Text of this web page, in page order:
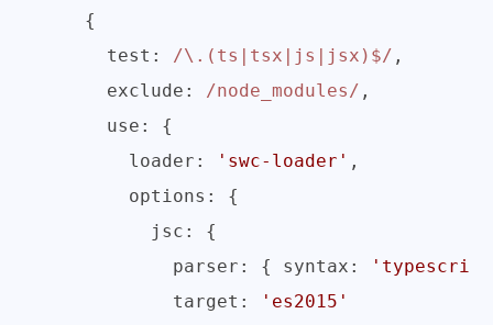
    {
test : /\.(ts|tsx|js|jsx)$/ ,
exclude : /node_modules/ ,
use : {
loader : 'swc-loader' ,
options : {
jsc : {
parser : { syntax :
target :
'es2015'